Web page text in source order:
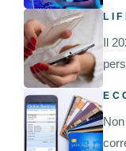
Il